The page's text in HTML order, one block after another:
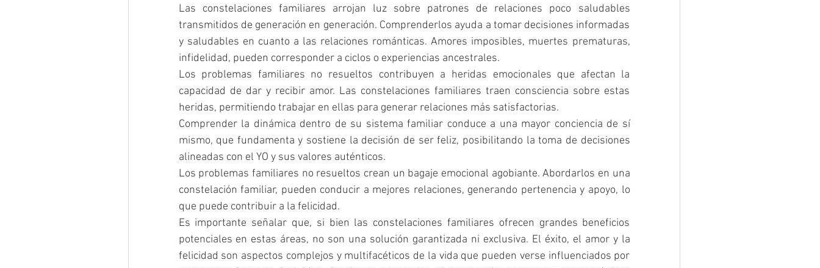
Las constelaciones familiares arrojan luz sobre patrones de relaciones poco saludables
transmitidos de generación en generación. Comprenderlos ayuda a tomar decisiones informadas
y saludables en cuanto a las relaciones románticas. Amores imposibles, muertes prematuras,
infidelidad, pueden corresponder a ciclos o experiencias ancestrales.
Los problemas familiares no resueltos contribuyen a heridas emocionales que afectan la
capacidad de dar y recibir amor. Las constelaciones familiares traen consciencia sobre estas
heridas, permitiendo trabajar en ellas para generar relaciones más satisfactorias.
Comprender la dinámica dentro de su sistema familiar conduce a una mayor conciencia de sí
mismo, que fundamenta y sostiene la decisión de ser feliz, posibilitando la toma de decisiones
alineadas con el YO y sus valores auténticos.
Los problemas familiares no resueltos crean un bagaje emocional agobiante. Abordarlos en una
constelación familiar, pueden conducir a mejores relaciones, generando pertenencia y apoyo, lo
que puede contribuir a la felicidad.
Es importante señalar que, si bien las constelaciones familiares ofrecen grandes beneficios
potenciales en estas áreas, no son una solución garantizada ni exclusiva. El éxito, el amor y la
felicidad son aspectos complejos y multifacéticos de la vida que pueden verse influenciados por